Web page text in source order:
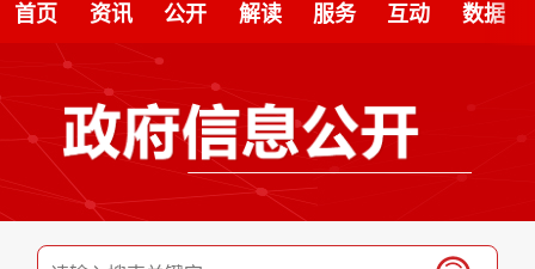
首页 资讯 公开 解读 服务 互动 数据